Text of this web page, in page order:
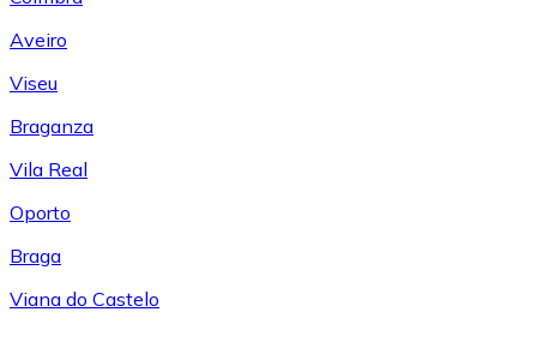
Aveiro
Viseu
Braganza
Vila Real
Oporto
Braga
Viana do Castelo